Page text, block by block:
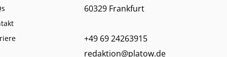
60329 Frankfurt
+49 69 24263915
redaktion@platow.de